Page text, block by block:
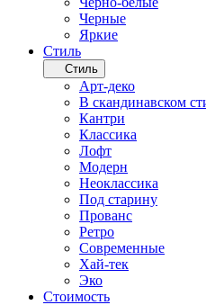
Черные
Яркие
Стиль
Стиль
Арт-деко
В скандинавском
Кантри
Классика
Лофт
Модерн
Неоклассика
Под старину
Прованс
Ретро
Современные
Хай-тек
Эко
Стоимость